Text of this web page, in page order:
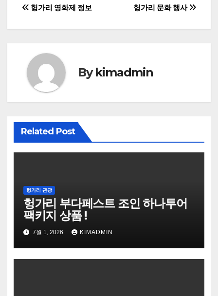
글
탐
헝가리 문화 행사
헝가리 영화제 정보
Bykimadmin
Related Post
헝가리 관광
헝가리 부다페스트 조인 하나투어
팩키지 상품 !
7월 1, 2026 KIMADMIN